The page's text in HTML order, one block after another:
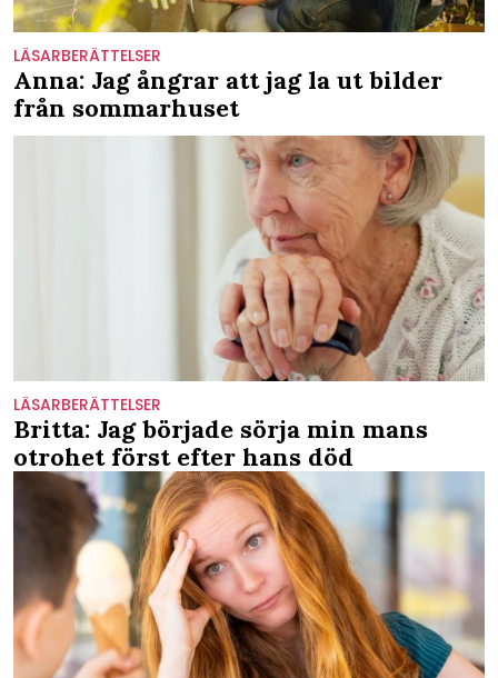
LÄSARBERÄTTELSER
Anna: Jag ångrar att jag la ut bilder
från sommarhuset
LÄSARBERÄTTELSER
Britta: Jag började sörja min mans
otrohet först efter hans död